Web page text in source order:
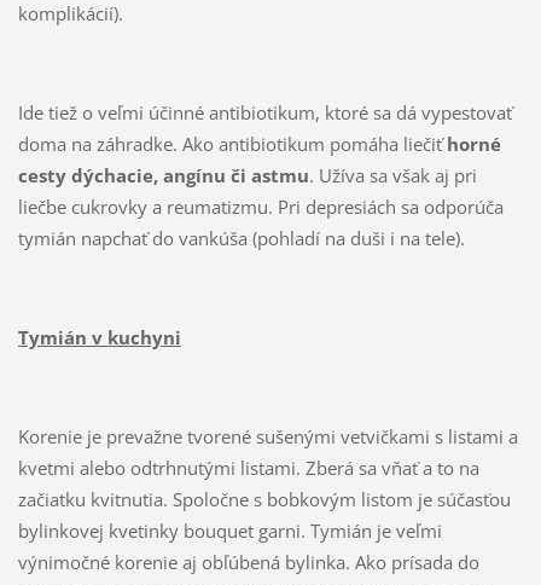
komplikácií).
Ide tiež o veľmi účinné antibiotikum, ktoré sa dá vypestovať
doma na záhradke. Ako antibiotikum pomáha liečiťhorné
cesty dýchacie, angínu či astmu. Užíva sa však aj pri
liečbe cukrovky a reumatizmu. Pri depresiách sa odporúča
tymián napchať do vankúša (pohladí na duši i na tele).
Tymián v kuchyni
Korenie je prevažne tvorené sušenými vetvičkami s listami a
kvetmi alebo odtrhnutými listami. Zberá sa vňať a to na
začiatku kvitnutia. Spoločne s bobkovým listom je súčasťou
bylinkovej kvetinky bouquet garni. Tymián je veľmi
výnimočné korenie aj obľúbená bylinka. Ako prísada do